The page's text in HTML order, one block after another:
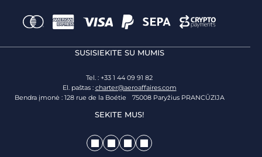
SUSISIEKITE SU MUMIS
Tel. : +33 1 44 09 91 82
El. paštas : charter@aeroaffaires.com
Bendra įmonė : 128 rue de la Boétie 75008 Paryžius PRANCŪZIJA
SEKITE MUS!